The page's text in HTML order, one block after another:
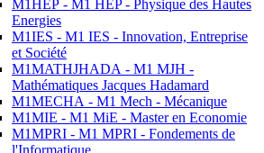
M1HEP - M1 HEP - Physique des Hautes
Energies
M1IES - M1 IES - Innovation, Entreprise
et Société
M1MATHJHADA - M1 MJH -
Mathématiques Jacques Hadamard
M1MECHA - M1 Mech - Mécanique
M1MIE - M1 MiE - Master en Economie
M1MPRI - M1 MPRI - Fondements de
l'Informatique